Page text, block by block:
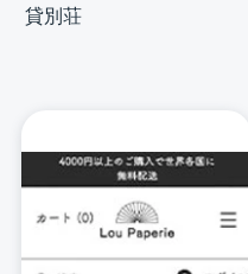
貸別荘